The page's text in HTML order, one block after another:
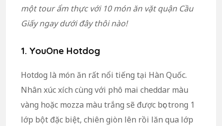
một tour ẩm thực với 10 món ăn vặt quận Cầu
Giấy ngay dưới đây thôi nào!
1. YouOne Hotdog
Hotdog là món ăn rất nổi tiếng tại Hàn Quốc.
Nhân xúc xích cùng với phô mai cheddar màu
vàng hoặc mozza màu trắng sẽ được bọc trong 1
lớp bột đặc biệt, chiên giòn lên rồi lăn qua lớp